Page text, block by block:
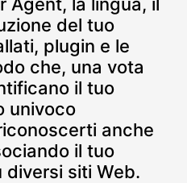
del tuo
plugin e le
che, una vota
il tuo
univoco
anche
il tuo
siti Web.